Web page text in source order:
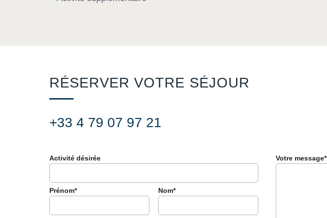
RÉSERVER VOTRE SÉJOUR
+33 4 79 07 97 21
Activité désirée
Prénom* Nom*
Votre message*